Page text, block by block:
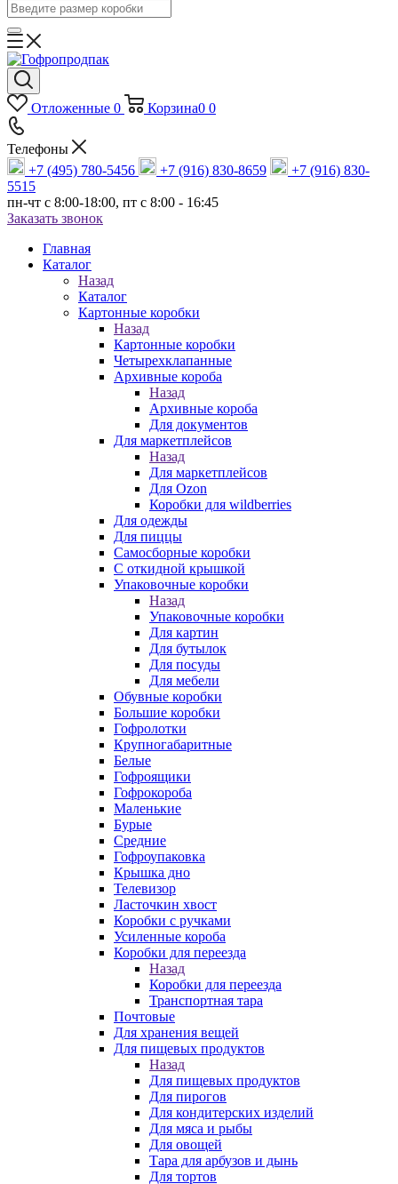
Отложенные 0 Корзина0 0
Телефоны
+7 (495) 780-5456
+7 (916) 830-8659
+7 (916) 830-
5515
пн-чт c 8:00-18:00, пт с 8:00 - 16:45
Заказать звонок
Главная
Каталог
Назад
Каталог
Картонные коробки
Назад
Картонные коробки
Четырехклапанные
Архивные короба
Назад
Архивные короба
Для документов
Для маркетплейсов
Назад
Для маркетплейсов
Для Ozon
Коробки для wildberries
Для одежды
Для пиццы
Самосборные коробки
С откидной крышкой
Упаковочные коробки
Назад
Упаковочные коробки
Для картин
Для бутылок
Для посуды
Для мебели
Обувные коробки
Большие коробки
Гофролотки
Крупногабаритные
Белые
Гофроящики
Гофрокороба
Маленькие
Бурые
Средние
Гофроупаковка
Крышка дно
Телевизор
Ласточкин хвост
Коробки с ручками
Усиленные короба
Коробки для переезда
Назад
Коробки для переезда
Транспортная тара
Почтовые
Для хранения вещей
Для пищевых продуктов
Назад
Для пищевых продуктов
Для пирогов
Для кондитерских изделий
Для мяса и рыбы
Для овощей
Тара для арбузов и дынь
Для тортов